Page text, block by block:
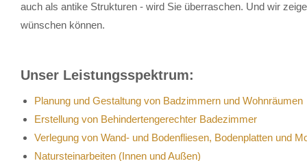
auch als antike Strukturen - wird Sie überraschen. Und wir
wünschen können.
Unser Leistungsspektrum:
Planung und Gestaltung von Badzimmern und Wohnräumen
Erstellung von Behindertengerechter Badezimmer
Verlegung von Wand- und Bodenfliesen, Bodenplatten und
Natursteinarbeiten (Innen und Außen)